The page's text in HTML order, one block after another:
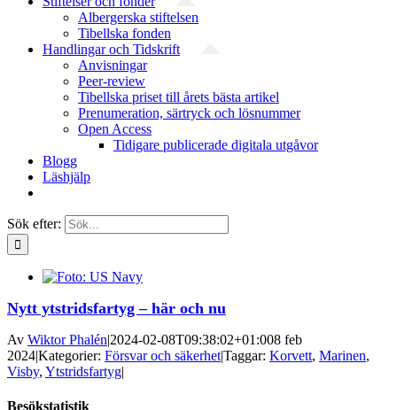
Albergerska stiftelsen
Tibellska fonden
Handlingar och Tidskrift
Anvisningar
Peer-review
Tibellska priset till årets bästa artikel
Prenumeration, särtryck och lösnummer
Open Access
Tidigare publicerade digitala utgåvor
Blogg
Läshjälp
Sök efter:
Nytt ytstridsfartyg – här och nu
Av Wiktor Phalén|2024-02-08T09:38:02+01:008 feb
2024|Kategorier: Försvar och säkerhet|Taggar: Korvett, Marinen,
Visby, Ytstridsfartyg|
Besökstatistik